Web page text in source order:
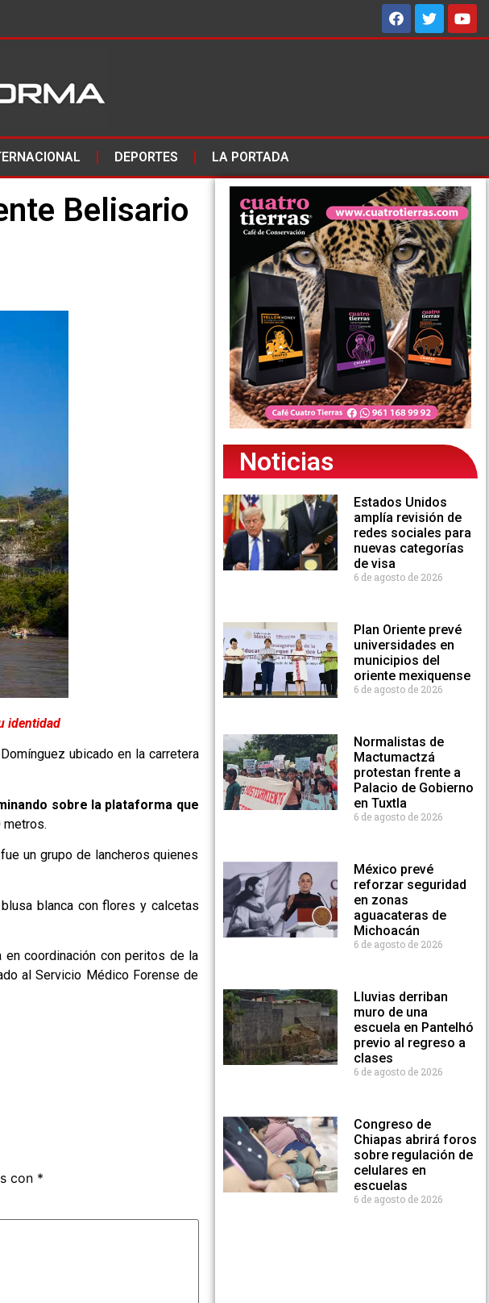
DEPORTES LA PORTADA
Belisario
identidad
ubicado en la carretera
sobre la plataforma que
metros.
un grupo de lancheros quienes
blanca con flores y calcetas
en coordinación con peritos de la
al Servicio Médico Forense de
con *
Noticias
Estados Unidos
amplía revisión de
redes sociales para
nuevas categorías
de visa
6 de agosto de 2026
Plan Oriente prevé
universidades en
municipios del
oriente mexiquense
6 de agosto de 2026
Normalistas de
Mactumactzá
protestan frente a
Palacio de Gobierno
en Tuxtla
6 de agosto de 2026
México prevé
reforzar seguridad
en zonas
aguacateras de
Michoacán
6 de agosto de 2026
Lluvias derriban
muro de una
escuela en Pantelhó
previo al regreso a
clases
6 de agosto de 2026
Congreso de
Chiapas abrirá foros
sobre regulación de
celulares en
escuelas
6 de agosto de 2026